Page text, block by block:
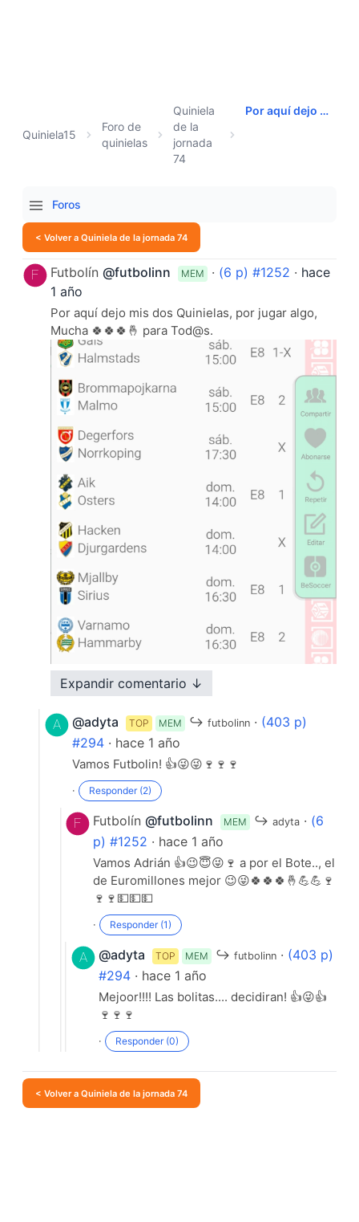
Quiniela15
Foro de
quinielas
Quiniela
de la
jornada
74
Por aquí dejo mis dos Quinielas,......
Foros
< Volver a Quiniela de la jornada 74
Futbolín @futbolinn MEM · (6 p) #1252 · hace
1 año
Por aquí dejo mis dos Quinielas, por jugar algo,
Mucha 🍀🍀🍀🤞 para Tod@s.
Expandir comentario ↓
@adyta TOP MEM ↪ futbolinn· (403 p)
#294· hace 1 año
Vamos Futbolin! 👍😜😜🍷🍷🍷
· Responder (2)
Futbolín @futbolinn MEM ↪adyta · (6
p) #1252 · hace 1 año
Vamos Adrián 👍😉😇😜🍷 a por el Bote.., el
de Euromillones mejor 😉😜🍀🍀🍀🤞💪💪🍷
🍷🍷💵💵💵
· Responder (1)
@adyta TOP MEM ↪ futbolinn· (403 p)
#294· hace 1 año
Mejoor!!!! Las bolitas.... decidiran! 👍😜👍
🍷🍷🍷
· Responder (0)
< Volver a Quiniela de la jornada 74